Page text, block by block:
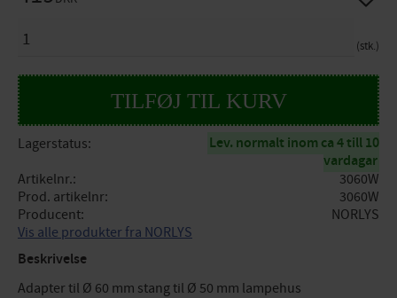
stk.
Lagerstatus
Lev. normalt inom ca 4 till 10
vardagar
Artikelnr.
3060W
Prod. artikelnr
3060W
Producent
NORLYS
Vis alle produkter fra NORLYS
Beskrivelse
Adapter til Ø 60 mm stang til Ø 50 mm lampehus